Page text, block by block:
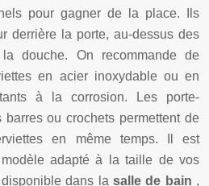
pour gagner de la place. Ils
derrière la porte, au-dessus des
douche. On recommande de
en acier inoxydable ou en
à la corrosion. Les porte-
ou crochets permettent de
en même temps. Il est
adapté à la taille de vos
disponible dans la salle de bain ,